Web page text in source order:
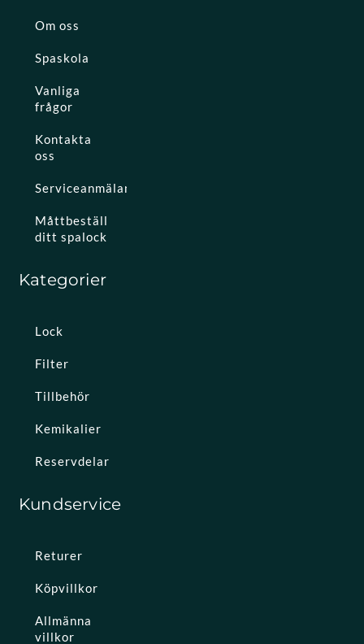
Om oss
Spaskola
Vanliga
frågor
Kontakta
oss
Serviceanmälan
Måttbeställ
ditt spalock
Kategorier
Lock
Filter
Tillbehör
Kemikalier
Reservdelar
Kundservice
Returer
Köpvillkor
Allmänna
villkor